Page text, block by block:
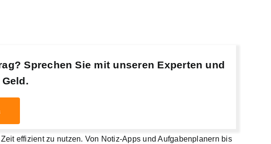
Sprechen Sie mit unseren Experten und
effizient zu nutzen. Von Notiz-Apps und Aufgabenplanern bis